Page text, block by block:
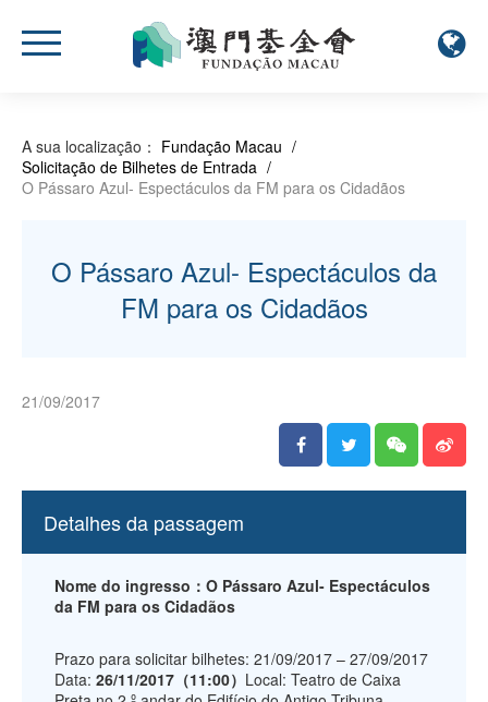
A sua localização： Fundação Macau /
Solicitação de Bilhetes de Entrada /
O Pássaro Azul- Espectáculos da FM para os Cidadãos
O Pássaro Azul- Espectáculos da
FM para os Cidadãos
21/09/2017
Detalhes da passagem
Nome do ingresso：O Pássaro Azul- Espectáculos
da FM para os Cidadãos
Prazo para solicitar bilhetes: 21/09/2017 – 27/09/2017
Data: 26/11/2017（11:00） Local: Teatro de Caixa